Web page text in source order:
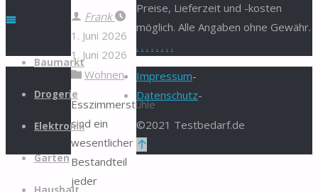
Zum
springen
Baumarkt
Drogerie
Elektronik
Garten
Frank
1. Juni 2026
1. Juni 2026
Wohnen
Esszimmerstühle
sind ein
wesentlicher
Bestandteil
jeder
Preise, Lieferzeit und -kosten
möglich. Alle Angaben ohne Gewähr.
. . . . . . . .
Impressum-
Datenschutz-
©2021 Testbedarf.de
Zurück